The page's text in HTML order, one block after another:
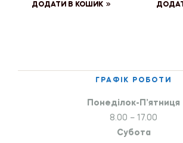
ДОДАТИ В КОШИК
ГРАФІК РОБОТИ
Понеділок-П’ятниця
8.00 – 17.00
Субота